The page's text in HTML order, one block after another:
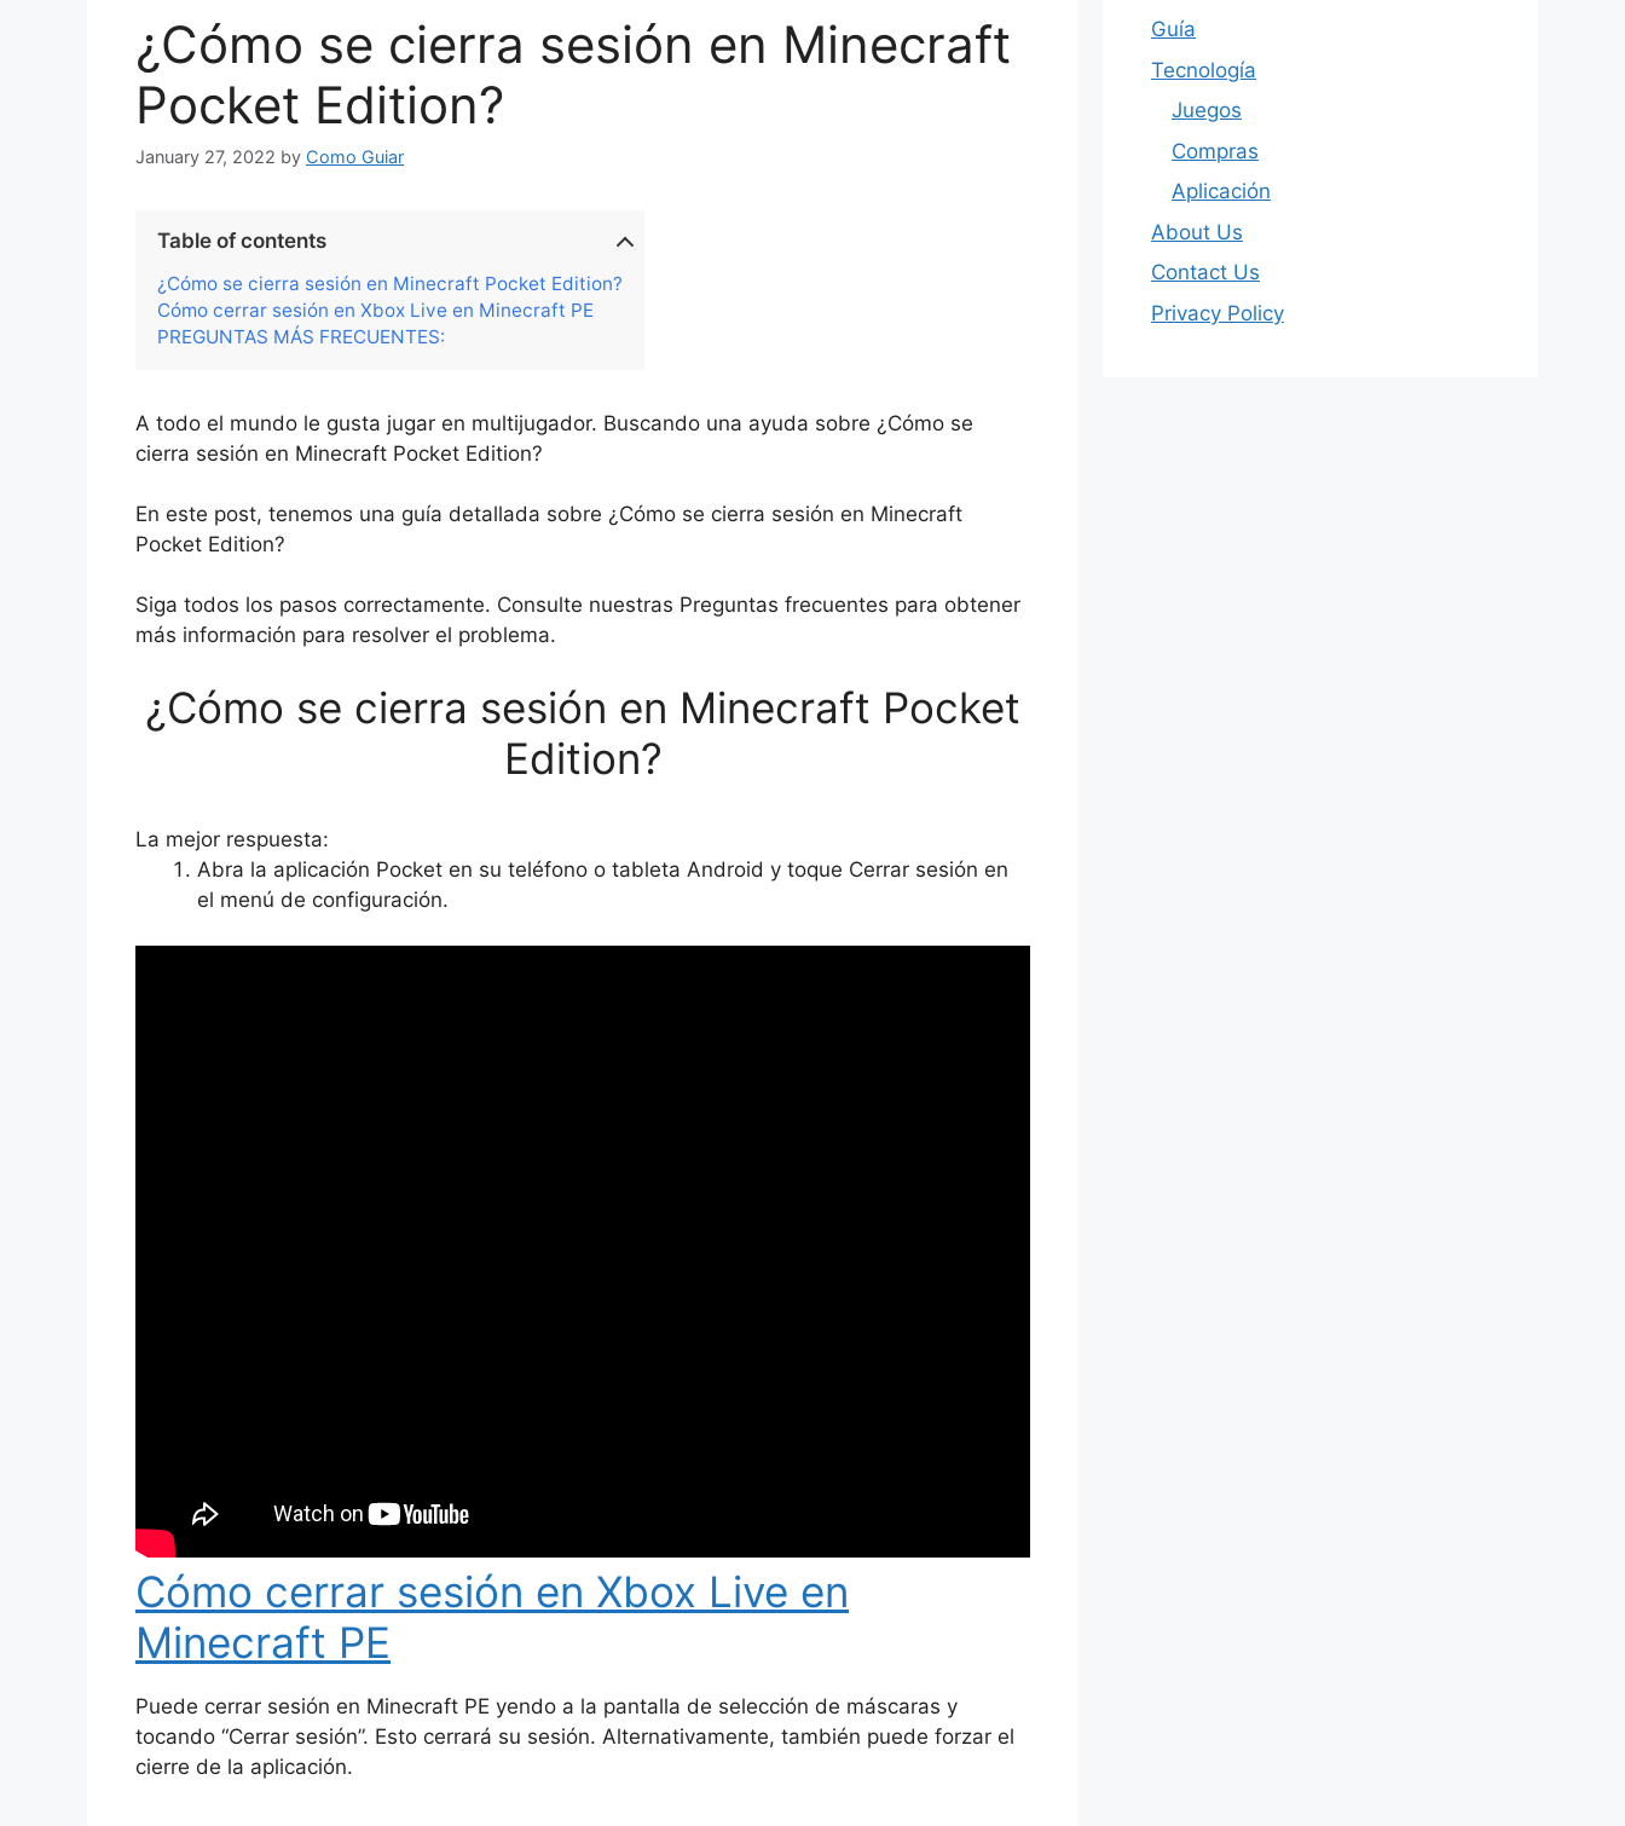
¿Cómo se cierra sesión en Minecraft
Pocket Edition?
January 27, 2022 by Como Guiar
Table of contents
¿Cómo se cierra sesión en Minecraft Pocket Edition?
Cómo cerrar sesión en Xbox Live en Minecraft PE
PREGUNTAS MÁS FRECUENTES:
A todo el mundo le gusta jugar en multijugador. Buscando una ayuda sobre ¿Cómo se
cierra sesión en Minecraft Pocket Edition?
En este post, tenemos una guía detallada sobre ¿Cómo se cierra sesión en Minecraft
Pocket Edition?
Siga todos los pasos correctamente. Consulte nuestras Preguntas frecuentes para obtener
más información para resolver el problema.
¿Cómo se cierra sesión en Minecraft Pocket
Edition?
La mejor respuesta:
Abra la aplicación Pocket en su teléfono o tableta Android y toque Cerrar sesión en
el menú de configuración.
Cómo cerrar sesión en Xbox Live en
Minecraft PE
Puede cerrar sesión en Minecraft PE yendo a la pantalla de selección de máscaras y
tocando “Cerrar sesión”. Esto cerrará su sesión. Alternativamente, también puede forzar el
cierre de la aplicación.
Guía
Tecnología
Juegos
Compras
Aplicación
About Us
Contact Us
Privacy Policy